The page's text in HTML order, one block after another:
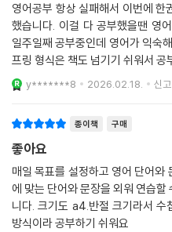
079. 감사
080. 사과
081. 칭찬
082. 위로
083. 격려
085. 축하
086. 분노
088. 제안
089. 요청
090. 수락
영어공부 항상 실패해서 이번에 한
했습니다. 이걸 다 공부했을땐 영
일주일째 공부중인데 영어가 익숙
프링 형식은 책도 넘기기 쉬워서 공
y*******8 2026.02.18. 신고
종이책 구매
좋아요
매일 목표를 설정하고 영어 단어
에 맞는 단어와 문장을 외워 연습
니다. 크기도 a4.반절 크기라서 수
방식이라 공부하기 쉬워요